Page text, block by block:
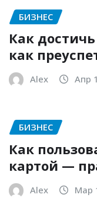
БИЗНЕС
Как
как
Alex Апр
БИЗНЕС
Как
картой —
Alex Мар